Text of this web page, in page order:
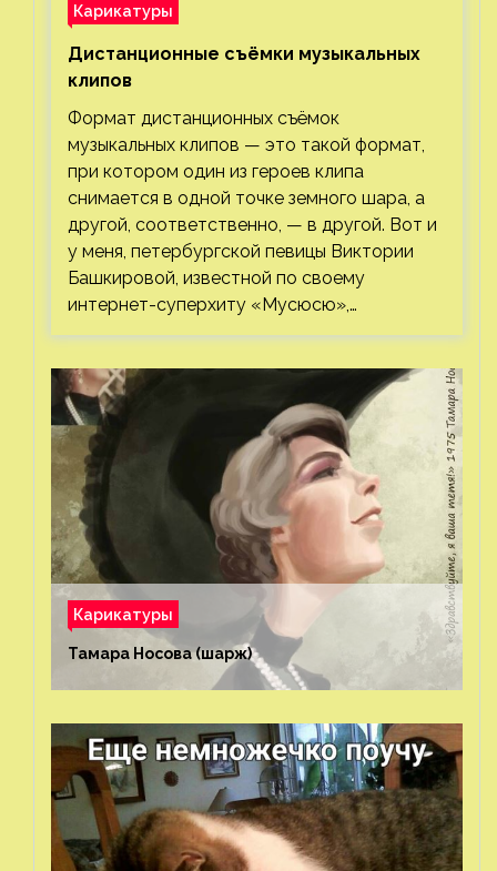
Карикатуры
Дистанционные съёмки музыкальных
клипов⁠⁠
Формат дистанционных съёмок
музыкальных клипов — это такой формат,
при котором один из героев клипа
снимается в одной точке земного шара, а
другой, соответственно, — в другой. Вот и
у меня, петербургской певицы Виктории
Башкировой, известной по своему
интернет-суперхиту «Мусюсю»,…
Карикатуры
Тамара Носова (шарж)⁠⁠